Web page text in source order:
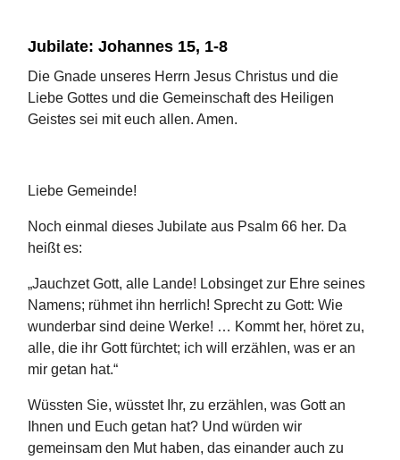
Jubilate: Johannes 15, 1-8
Die Gnade unseres Herrn Jesus Christus und die
Liebe Gottes und die Gemeinschaft des Heiligen
Geistes sei mit euch allen. Amen.
Liebe Gemeinde!
Noch einmal dieses Jubilate aus Psalm 66 her. Da
heißt es:
„Jauchzet Gott, alle Lande! Lobsinget zur Ehre seines
Namens; rühmet ihn herrlich! Sprecht zu Gott: Wie
wunderbar sind deine Werke! … Kommt her, höret zu,
alle, die ihr Gott fürchtet; ich will erzählen, was er an
mir getan hat.“
Wüssten Sie, wüsstet Ihr, zu erzählen, was Gott an
Ihnen und Euch getan hat? Und würden wir
gemeinsam den Mut haben, das einander auch zu